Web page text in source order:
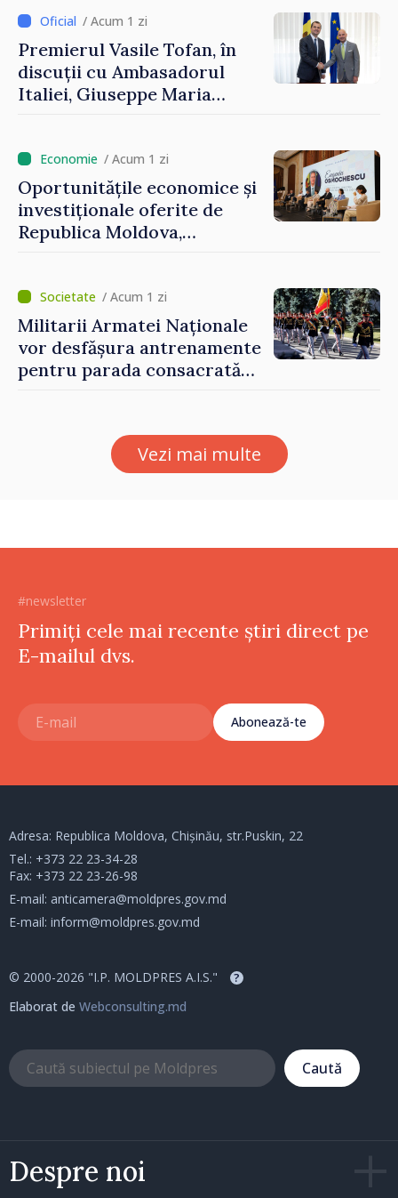
/ Acum 1 zi
Premierul Vasile Tofan, în
discuții cu Ambasadorul
Italiei, Giuseppe Maria
/ Acum 1 zi
Oportunitățile economice și
investiționale oferite de
Republica Moldova,
Forumul Diasporei
/ Acum 1 zi
Militarii Armatei Naționale
vor desfășura antrenamente
pentru parada consacrată
Vezi mai multe
#newsletter
Primiți cele mai recente știri direct pe
E-mailul dvs.
Abonează-te
Despre noi
Adresa: Republica Moldova, Chișinău, str.Puskin, 22
Tel.: +373 22 23-34-28
Fax: +373 22 23-26-98
E-mail: anticamera@moldpres.gov.md
E-mail: inform@moldpres.gov.md
© 2000-2026 "I.P. MOLDPRES A.I.S." ?
Elaborat de Webconsulting.md
Caută